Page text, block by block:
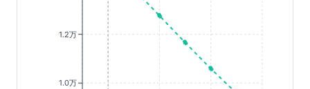
1.0万
1.2万